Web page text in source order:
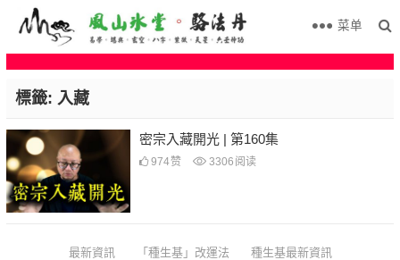
菜单
標籤: 入藏
密宗入藏開光 | 第160集
974赞 3306 阅读
最新資訊 「種生基」改運法
種生基最新資訊